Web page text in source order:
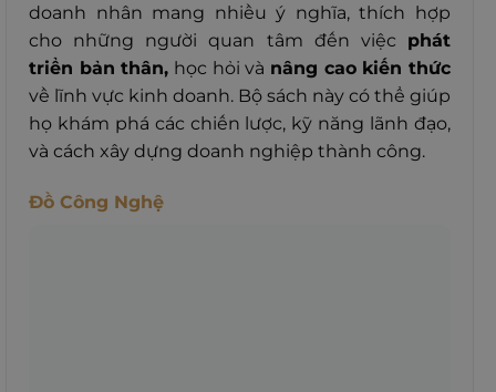
doanh nhân mang nhiều ý nghĩa, thích hợp
cho những người quan tâm đến việc phát
triển bản thân, học hỏi và nâng cao kiến thức
về lĩnh vực kinh doanh. Bộ sách này có thể giúp
họ khám phá các chiến lược, kỹ năng lãnh đạo,
và cách xây dựng doanh nghiệp thành công.
Đồ Công Nghệ